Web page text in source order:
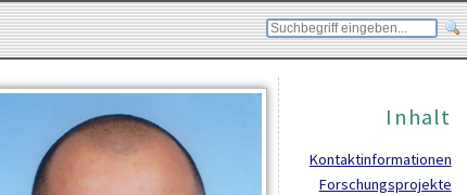
Inhalt
Kontaktinformationen
Forschungsprojekte